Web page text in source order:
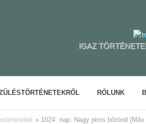
IGAZ
RÓLUNK
» 1024. nap: Nagy piros bőrönd